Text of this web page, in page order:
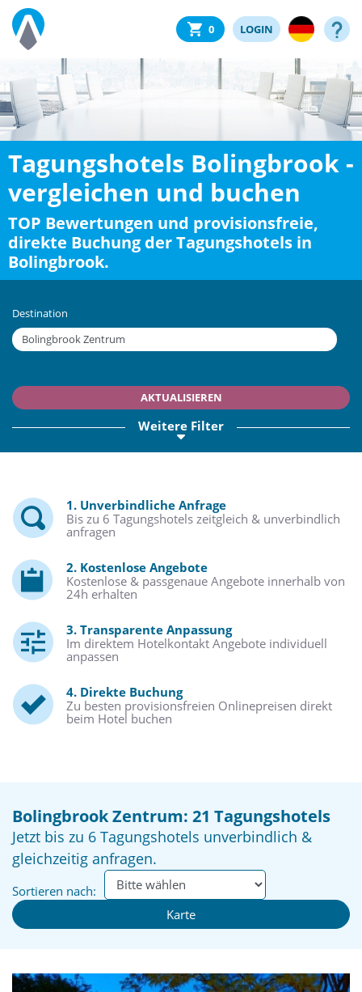
0 LOGIN
Tagungshotels Bolingbrook -
vergleichen und buchen
TOP Bewertungen und provisionsfreie,
direkte Buchung der Tagungshotels in
Bolingbrook.
Destination
AKTUALISIEREN
Weitere Filter
1. Unverbindliche Anfrage
Bis zu 6 Tagungshotels zeitgleich & unverbindlich
anfragen
2. Kostenlose Angebote
Kostenlose & passgenaue Angebote innerhalb von
24h erhalten
3. Transparente Anpassung
Im direktem Hotelkontakt Angebote individuell
anpassen
4. Direkte Buchung
Zu besten provisionsfreien Onlinepreisen direkt
beim Hotel buchen
Bolingbrook Zentrum: 21 Tagungshotels
Jetzt bis zu 6 Tagungshotels unverbindlich &
gleichzeitig anfragen.
Sortieren nach:
Karte